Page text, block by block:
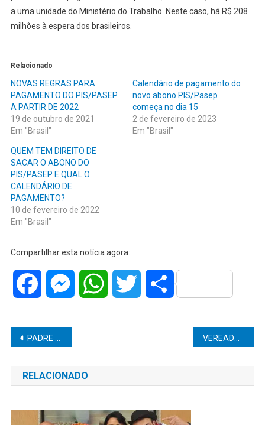
a uma unidade do Ministério do Trabalho. Neste caso, há R$ 208
milhões à espera dos brasileiros.
Relacionado
NOVAS REGRAS PARA
PAGAMENTO DO PIS/PASEP
A PARTIR DE 2022
19 de outubro de 2021
Em "Brasil"
Calendário de pagamento do
novo abono PIS/Pasep
começa no dia 15
2 de fevereiro de 2023
Em "Brasil"
QUEM TEM DIREITO DE
SACAR O ABONO DO
PIS/PASEP E QUAL O
CALENDÁRIO DE
PAGAMENTO?
10 de fevereiro de 2022
Em "Brasil"
Compartilhar esta notícia agora:
Facebook MessengerWhatsAppTwitter Share
Navegação
de
Post
PADRE ENVIA VÍDEO PORNOGRÁFICO GAY EM GRUPO DE WHATSAPP DA PARÓQUIA VEREADOR EDUARDO NASCIMENTO FALA EM SESSÃO DA CÂMARA SOBRE AS PERSEGUIÇÕES SOFRIDAS POR ELE POR PARTE DO PREFEITO DANIEL ALONSO E SEU ASSESSOR ALYSSON, E SOBRE A CONTRATAÇÃO DESNECESSÁRIA DE UMA AUDITORIA DE R$ 400 MIL ENQUANTO A POPULAÇÃO NÃO TEM TESTES PARA COVID NEM LEITOS.
RELACIONADO